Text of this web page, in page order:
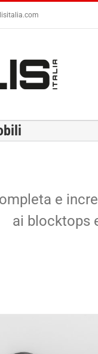
e
ai blocktops